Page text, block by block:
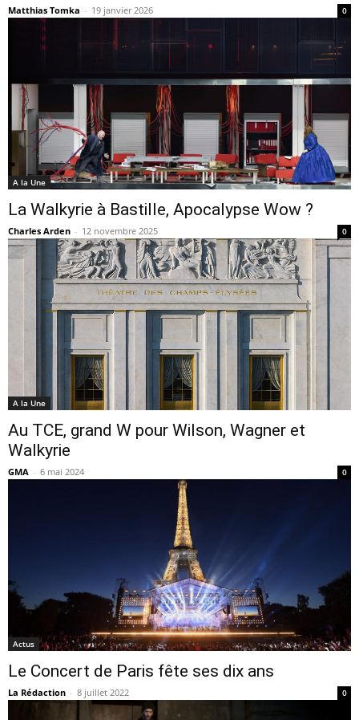
Matthias Tomka - 19 janvier 2026 0
A la Une
La Walkyrie à Bastille, Apocalypse Wow ?
Charles Arden - 12 novembre 2025 0
A la Une
Au TCE, grand W pour Wilson, Wagner et
Walkyrie
GMA - 6 mai 2024 0
Actus
Le Concert de Paris fête ses dix ans
La Rédaction - 8 juillet 2022 0